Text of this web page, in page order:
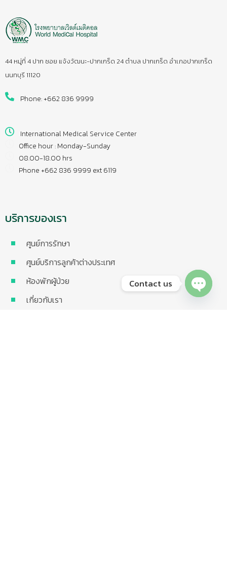
44 หมู่ที่ 4 ปาก ซอย แจ้งวัฒนะ-ปากเกร็ด 24 ตำบล ปากเกร็ด อำเภอปากเกร็ด
นนทบุรี 11120
Phone: +662 836 9999
International Medical Service Center
Office hour : Monday-Sunday
08.00-18.00 hrs
Phone +662 836 9999 ext 6119
บริการของเรา
ศูนย์การรักษา
ศูนย์บริการลูกค้าต่างประเทศ
ห้องพักผู้ป่วย
เกี่ยวกับเรา
Contact us